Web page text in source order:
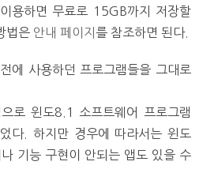
용하면 무료로 15GB까지 저장할
법은 안내 페이지 를 참조하면 된다.
에 사용하던 프로그램들을 그대로
로 윈도8.1 소프트웨어 프로그램
다. 하지만 경우에 따라서는 윈도
기능 구현이 안되는 앱도 있을 수